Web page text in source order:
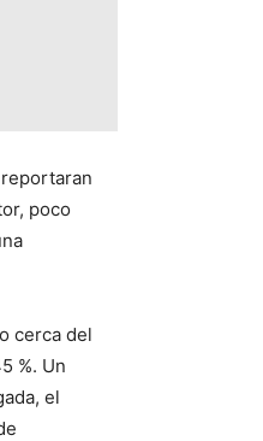
poco
cerca del
%. Un
el